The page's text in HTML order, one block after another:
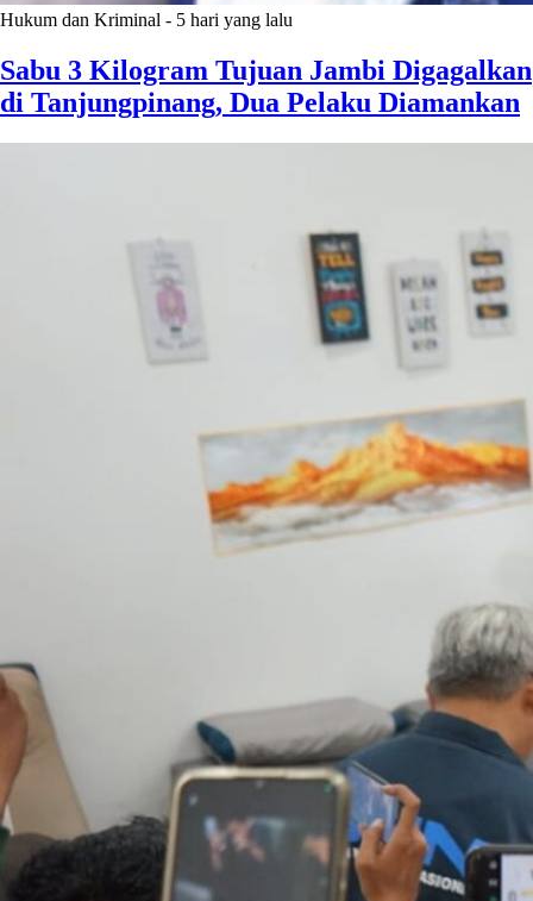
Hukum dan Kriminal - 5 hari yang lalu
Sabu 3 Kilogram Tujuan Jambi Digagalkan
di Tanjungpinang, Dua Pelaku Diamankan